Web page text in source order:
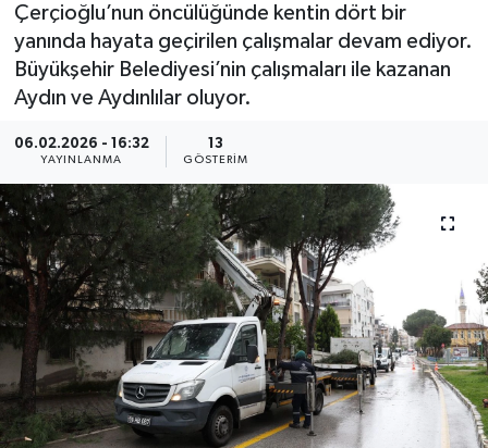
Çerçioğlu’nun öncülüğünde kentin dört bir
yanında hayata geçirilen çalışmalar devam ediyor.
Büyükşehir Belediyesi’nin çalışmaları ile kazanan
Aydın ve Aydınlılar oluyor.
06.02.2026 - 16:32
YAYINLANMA
13
GÖSTERIM